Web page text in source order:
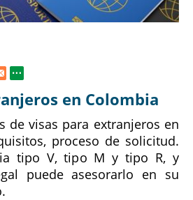
en Colombia
de visas para extranjeros en
proceso de solicitud.
tipo V, tipo M y tipo R, y
puede asesorarlo en su